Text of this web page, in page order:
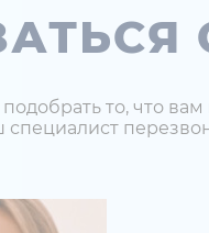
то, что вам